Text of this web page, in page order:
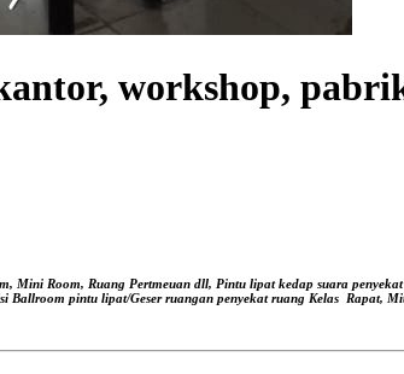
workshop,
Mini Room, Ruang Pertmeuan dll, Pintu lipat kedap suara
Ballroom pintu lipat/Geser ruangan penyekat ruang Kelas Rapat,